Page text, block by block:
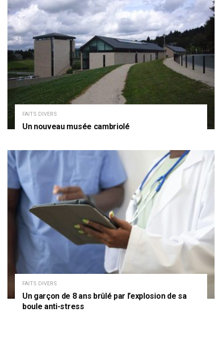
FAITS DIVERS
Un nouveau musée cambriolé
FAITS DIVERS
Un garçon de 8 ans brûlé par l’explosion de sa
boule anti-stress